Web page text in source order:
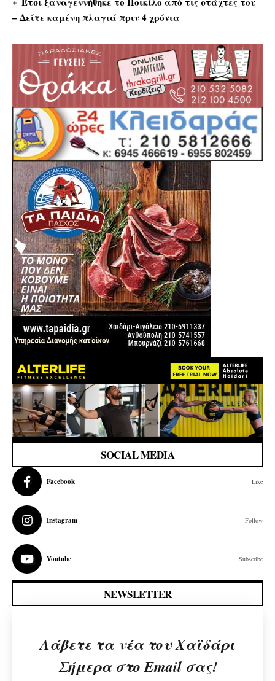
– Δείτε καμένη πλαγιά πριν 4 χρόνια
SOCIAL MEDIA
Facebook Like
Instagram Follow
Youtube Subscribe
NEWSLETTER
Λάβετε τα νέα του Χαϊδάρι
Σήμερα στο Email σας!